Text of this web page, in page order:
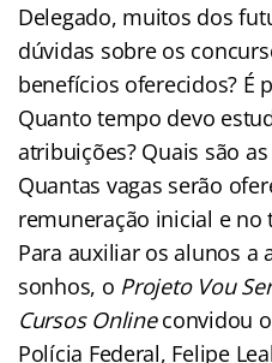
Delegado, muitos dos
dúvidas sobre os
benefícios oferecidos? É
Quanto tempo devo
atribuições? Quais são
Quantas vagas serão
remuneração inicial e no
Para auxiliar os alunos a
sonhos, o Projeto Vou
Cursos Onlineconvidou
Polícia Federal, Felipe